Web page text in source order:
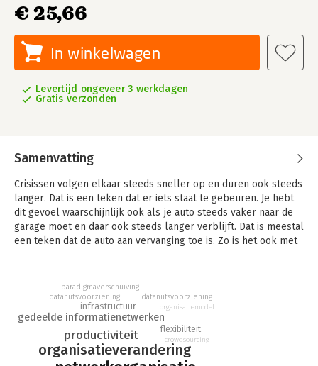
€ 25,66
In winkelwagen
Levertijd ongeveer 3 werkdagen
Gratis verzonden
Samenvatting
Crisissen volgen elkaar steeds sneller op en duren ook steeds
langer. Dat is een teken dat er iets staat te gebeuren. Je hebt
dit gevoel waarschijnlijk ook als je auto steeds vaker naar de
garage moet en daar ook steeds langer verblijft. Dat is meestal
een teken dat de auto aan vervanging toe is. Zo is het ook met
productiviteit geweest, ook nu weer. Automatisering, maar ook
social media en allerlei HR- en managementconcepten zoals
het nieuwe werken hebben ons de afgelopen decennia
nauwelijks productiever gemaakt. Dit komt vooral, omdat we
het verwerken van informatie nog vaak binnen de muren van
organisatieverandering
productiviteit
gedeelde informatienetwerken
infrastructuur
flexibiliteit
crowdsourcing
datanutsvoorziening
paradigmaverschuiving
datanutsvoorziening
organisatiemodel